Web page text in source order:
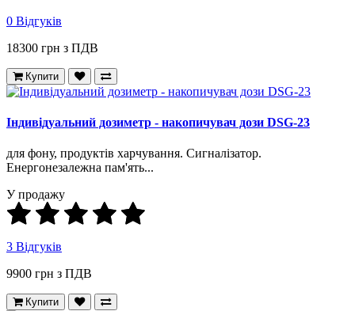
0 Відгуків
18300 грн з ПДВ
Купити
Індивідуальний дозиметр - накопичувач дози DSG-23
для фону, продуктів харчування. Сигналізатор.
Енергонезалежна пам'ять...
У продажу
3 Відгуків
9900 грн з ПДВ
Купити